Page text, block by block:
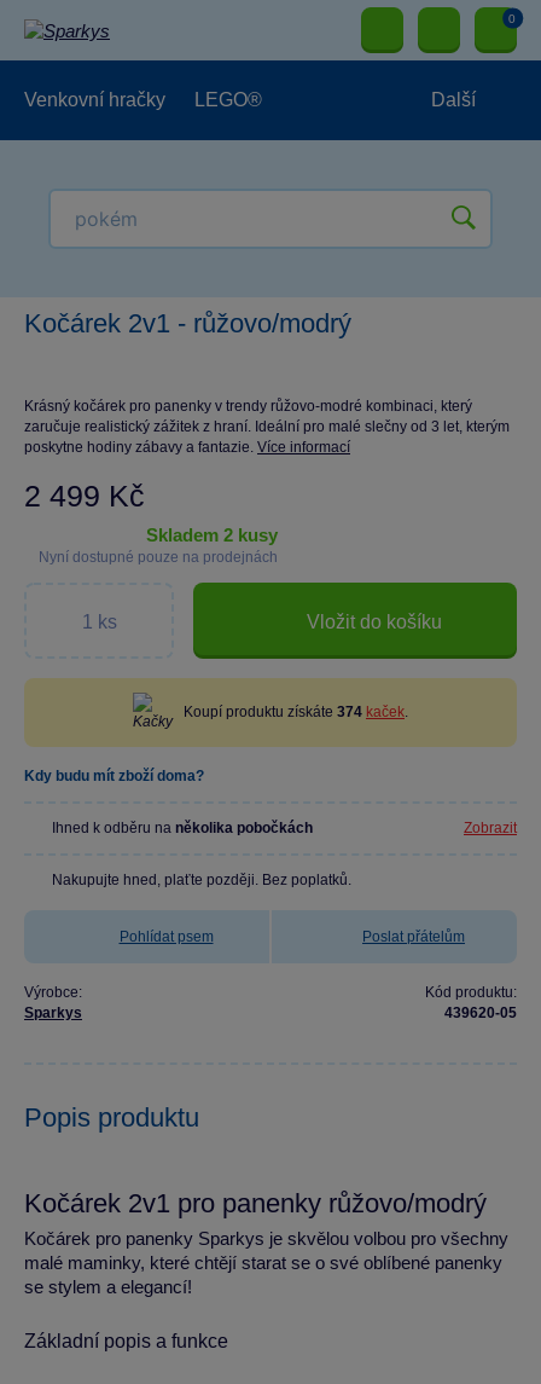
0
Venkovní hračky LEGO® Další
Kočárek 2v1 - růžovo/modrý
Krásný kočárek pro panenky v trendy růžovo-modré kombinaci, který
zaručuje realistický zážitek z hraní. Ideální pro malé slečny od 3 let, kterým
poskytne hodiny zábavy a fantazie. Více informací
2 499 Kč
skladem 2 kusy
Nyní dostupné pouze na prodejnách
Vložit do košíku
Koupí produktu získáte 374 kaček.
Kdy budu mít zboží doma?
Ihned k odběru na několika pobočkách Zobrazit
Nakupujte hned, plaťte později. Bez poplatků.
Pohlídat psem Poslat přátelům
Výrobce:
Sparkys
Kód produktu:
439620-05
Popis produktu
Kočárek 2v1 pro panenky růžovo/modrý
Kočárek pro panenky Sparkys je skvělou volbou pro všechny
malé maminky, které chtějí starat se o své oblíbené panenky
se stylem a elegancí!
Základní popis a funkce